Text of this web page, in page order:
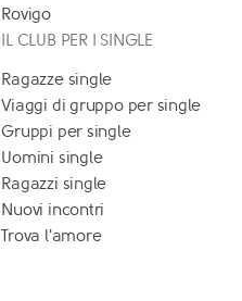
Rovigo
IL CLUB PER I SINGLE
Ragazze single
Viaggi di gruppo per single
Gruppi per single
Uomini single
Ragazzi single
Nuovi incontri
Trova l'amore